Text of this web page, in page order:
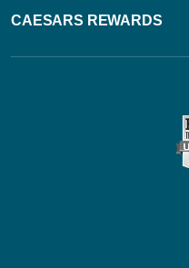
CAESARS REWARDS